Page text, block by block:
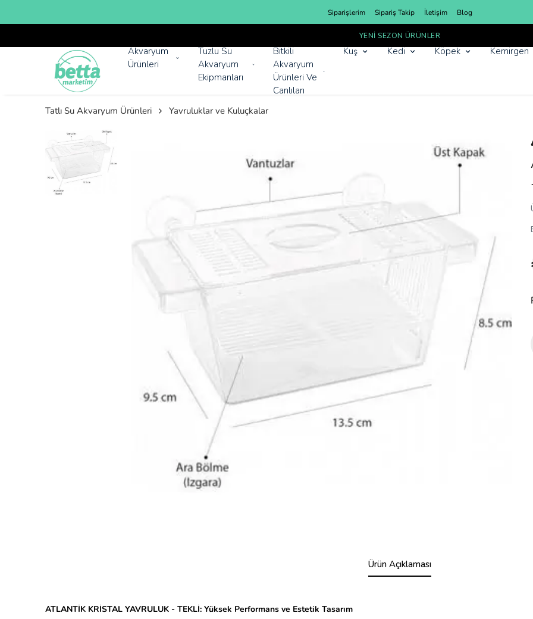
Siparişlerim Sipariş Takip İletişim Blog
YENI SEZON ÜRÜNLER
Akvaryum
Ürünleri
Tuzlu Su
Akvaryum
Ekipmanları
Bitkili
Akvaryum
Ürünleri Ve
Canlıları
Kuş Kedi Köpek Kemirgen
Tatlı Su Akvaryum Ürünleri Yavruluklar ve Kuluçkalar
Ürün Açıklaması
ATLANTİK KRİSTAL YAVRULUK - TEKLİ: Yüksek Performans ve Estetik Tasarım